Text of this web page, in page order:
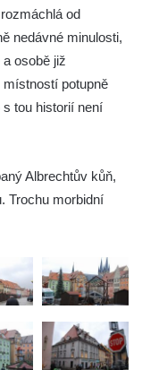
od
nedávné minulosti,
osobě již
místností potupně
s tou historií není
Albrechtův kůň,
Trochu morbidní